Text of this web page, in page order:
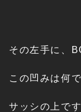
その左手に、
この凹みは何
サッシの上です